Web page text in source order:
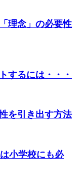
理念」の必要性
するには・・・
を引き出す方法
小学校にも必